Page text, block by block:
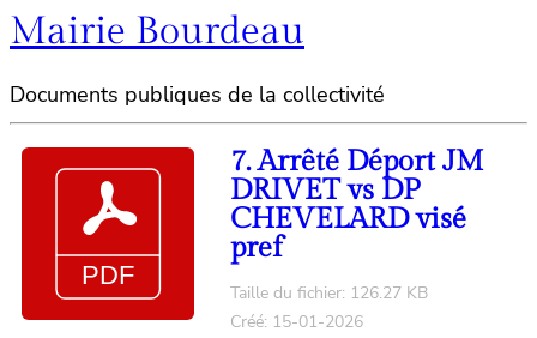
Mairie Bourdeau
Documents publiques de la collectivité
7. Arrêté Déport JM
DRIVET vs DP
CHEVELARD visé
pref
Taille du fichier: 126.27 KB
Créé: 15-01-2026